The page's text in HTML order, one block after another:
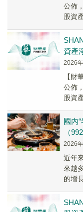
公佈
股資
資產
2026
【財
公佈
股資
國內
（
2026
近年
來越
的增